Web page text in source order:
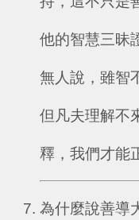
他的智慧三昧
無人說，雖智
但凡夫理解不
釋，我們才能
為什麼說善導